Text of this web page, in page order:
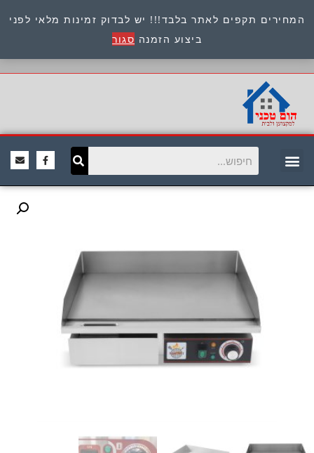
המחירים תקפים לאתר בלבד!!! יש לבדוק זמינות מלאי לפני
ביצוע הזמנה סגור
כתובת : היוזמים 9 אור יהודה שירות לקוחות 054-
8945722